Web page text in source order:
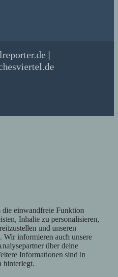
|
einwandfreie Funktion
Inhalte zu personalisieren,
und unseren
Wir informieren auch unsere
über deine
Informationen sind in
hinterlegt.